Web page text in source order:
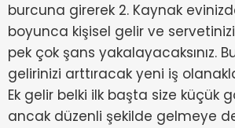
burcuna girerek 2. Kaynak
boyunca kişisel gelir ve
pek çok şans yakalayacaksınız.
gelirinizi arttıracak yeni iş
Ek gelir belki ilk başta size küçük
ancak düzenli şekilde gelmeye